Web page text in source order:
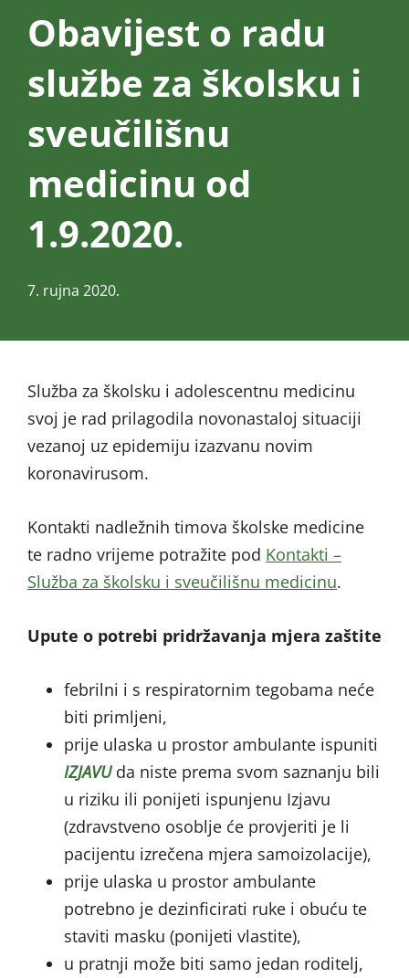
Obavijest o radu
službe za školsku i
sveučilišnu
medicinu od
1.9.2020.
7. rujna 2020.
Služba za školsku i adolescentnu medicinu
svoj je rad prilagodila novonastaloj situaciji
vezanoj uz epidemiju izazvanu novim
koronavirusom.
Kontakti nadležnih timova školske medicine
te radno vrijeme potražite pod Kontakti –
Služba za školsku i sveučilišnu medicinu.
Upute o potrebi pridržavanja mjera zaštite
febrilni i s respiratornim tegobama neće
biti primljeni,
prije ulaska u prostor ambulante ispuniti
IZJAVU da niste prema svom saznanju bili
u riziku ili ponijeti ispunjenu Izjavu
(zdravstveno osoblje će provjeriti je li
pacijentu izrečena mjera samoizolacije),
prije ulaska u prostor ambulante
potrebno je dezinficirati ruke i obuću te
staviti masku (ponijeti vlastite),
u pratnji može biti samo jedan roditelj,